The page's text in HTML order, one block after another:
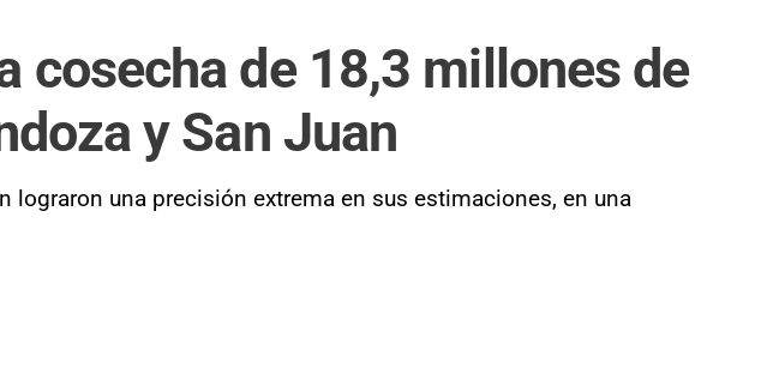
cosecha de 18,3 millones de
y San Juan
una precisión extrema en sus estimaciones, en una